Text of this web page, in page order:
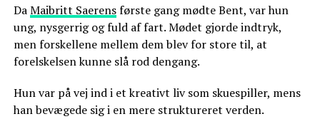
DaMaibritt Saerensførste gang mødte Bent, var hun
ung, nysgerrig og fuld af fart. Mødet gjorde indtryk,
men forskellene mellem dem blev for store til, at
forelskelsen kunne slå rod dengang.
Hun var på vej ind i et kreativt liv som skuespiller, mens
han bevægede sig i en mere struktureret verden.